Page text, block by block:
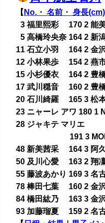
【 No.・ 名前・ 身長
3 福里熙彩 170 2 能
5 高橋玲央奈 164 2 新
11 石立小羽 164 2 金
12 小林果歩 154 2 燕
15 小杉優衣 164 2 豊
17 武川穏音 160 2 豊
20 石川綺羅 165 3 松
23 ニャーレ アワ 180 1
28 ジャキテ マリエ
191 3
48 新美茜采 164 3 阿
50 及川心愛 163 2 翔
55 藤波あかり 169 3 名
78 棒田七葉 160 2 金
84 橋田紘乃 163 3 金
93 加藤瑠夏 159 2 名